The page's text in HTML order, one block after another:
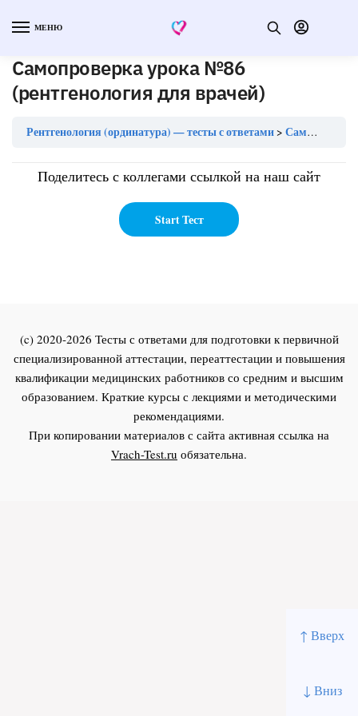
↑ Вверх
↓ Вниз
МЕНЮ
Самопроверка урока №86
(рентгенология для врачей)
Рентгенология (ординатура) — тесты с ответами Самопроверка урока №86 (рентгенология для врачей)
Поделитесь с коллегами ссылкой на наш сайт
(c) 2020-2026 Тесты с ответами для подготовки к первичной
специализированной аттестации, переаттестации и повышения
квалификации медицинских работников со средним и высшим
образованием. Краткие курсы с лекциями и методическими
рекомендациями.
При копировании материалов с сайта активная ссылка на
Vrach-Test.ru обязательна.